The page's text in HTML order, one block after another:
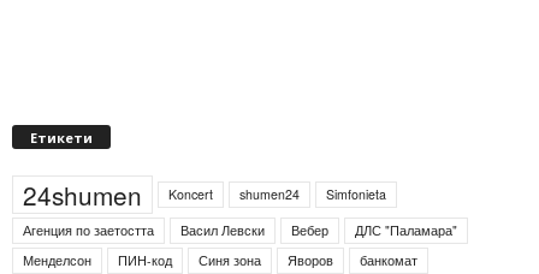
Етикети
24shumen Koncert shumen24
Simfonieta
Агенция по заетостта
Васил Левски Вебер
ДЛС "Паламара"
Менделсон
ПИН-код Синя зона Яворов
банкомат